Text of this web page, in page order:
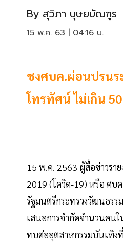
By สุวิภา บุษยบัณฑูร
15 พ.ค. 63 | 04:16 น.
ชงศบค.ผ่อนปรนร
โทรทัศน์ ไม่เกิน
15 พ.ค. 2563 ผู้สื่อข่าวรา
2019 (โควิด-19) หรือ ศ
รัฐมนตรีกระทรวงวัฒนธรร
เสนอการจำกัดจำนวนคน
ทบต่ออุตสาหกรรมบันเทิง